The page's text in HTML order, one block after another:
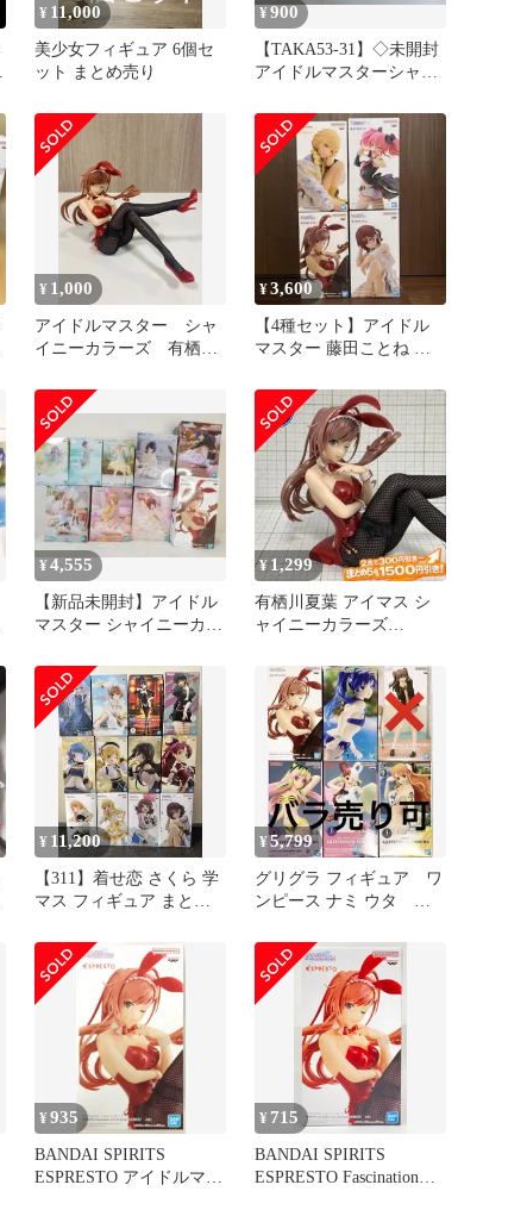
¥ 11,000
美少女フィギュア 6個セ
ット まとめ売り
¥900
【TAKA53‐31】◇未開封
アイドルマスターシャイ
fascination and Stockings
有栖川 夏葉
¥ 1,000
アイドルマスター シャ
イニーカラーズ 有栖川
¥3,600
【4種セット】アイドル
マスター 藤田ことね 城
川夏葉
¥4,555
【新品未開封】アイドル
マスター シャイニーカラ
ト
¥ 1,299
有栖川夏葉 アイマス シ
ャイニーカラーズ
¥ 11,200
【311】着せ恋 さくら 学
マス フィギュア まとめ
¥5,799
グリグラ フィギュア ワ
ンピース ナミ ウタ ラ
早
¥935
BANDAI SPIRITS
ESPRESTO アイドルマス
¥ 715
BANDAI SPIRITS
ESPRESTO Fascination